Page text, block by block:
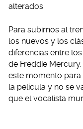
alterados.
Para subirnos al
los nuevos y los
diferencias entre
de Freddie
este momento
la película y no se
que el vocalista